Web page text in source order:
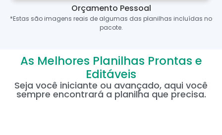
Orçamento Pessoal
*Estas são imagens reais de algumas das planilhas incluídas no
pacote.
As Melhores Planilhas Prontas e
Editáveis
Seja você iniciante ou avançado, aqui você
sempre encontrará a planilha que precisa.